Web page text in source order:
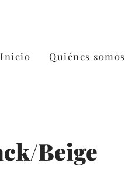
Inicio Quiénes somos
Beige